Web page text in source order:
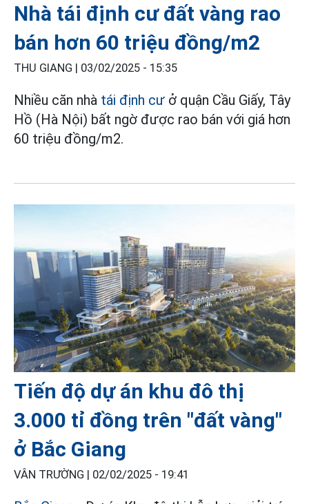
Nhà tái định cư đất vàng rao
bán hơn 60 triệu đồng/m2
THU GIANG | 03/02/2025 - 15:35
Nhiều căn nhà tái định cư ở quận Cầu Giấy, Tây
Hồ (Hà Nội) bất ngờ được rao bán với giá hơn
60 triệu đồng/m2.
Tiến độ dự án khu đô thị
3.000 tỉ đồng trên "đất vàng"
ở Bắc Giang
VÂN TRƯỜNG | 02/02/2025 - 19:41